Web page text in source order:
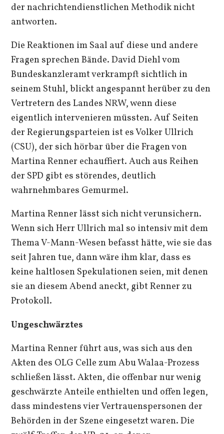
der nachrichtendienstlichen Methodik nicht
antworten.
Die Reaktionen im Saal auf diese und andere
Fragen sprechen Bände. David Diehl vom
Bundeskanzleramt verkrampft sichtlich in
seinem Stuhl, blickt angespannt herüber zu den
Vertretern des Landes NRW, wenn diese
eigentlich intervenieren müssten. Auf Seiten
der Regierungsparteien ist es Volker Ullrich
(CSU), der sich hörbar über die Fragen von
Martina Renner echauffiert. Auch aus Reihen
der SPD gibt es störendes, deutlich
wahrnehmbares Gemurmel.
Martina Renner lässt sich nicht verunsichern.
Wenn sich Herr Ullrich mal so intensiv mit dem
Thema V-Mann-Wesen befasst hätte, wie sie das
seit Jahren tue, dann wäre ihm klar, dass es
keine haltlosen Spekulationen seien, mit denen
sie an diesem Abend aneckt, gibt Renner zu
Protokoll.
Ungeschwärztes
Martina Renner führt aus, was sich aus den
Akten des OLG Celle zum Abu Walaa-Prozess
schließen lässt. Akten, die offenbar nur wenig
geschwärzte Anteile enthielten und offen legen,
dass mindestens vier Vertrauenspersonen der
Behörden in der Szene eingesetzt waren. Die